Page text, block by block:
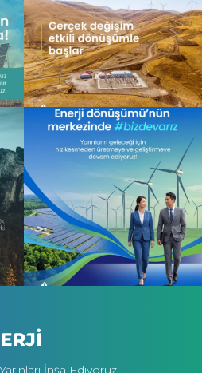
Enerji dönüşümünün merkezinde,
daha sürdürülebilir
10 0
İnşa Ediyoruz